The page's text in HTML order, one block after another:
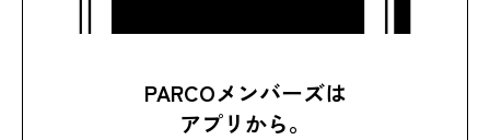
PARCOメンバーズは
アプリから。